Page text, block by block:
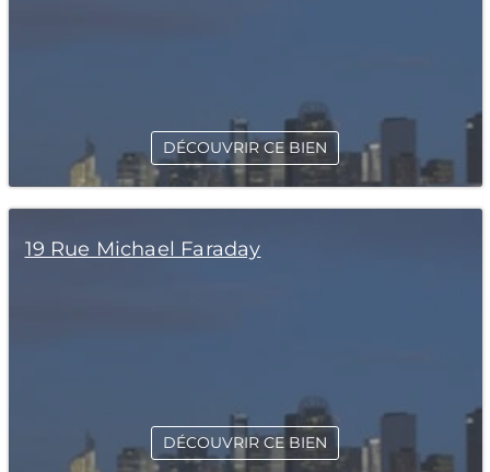
DÉCOUVRIR CE BIEN
19 Rue Michael Faraday
DÉCOUVRIR CE BIEN